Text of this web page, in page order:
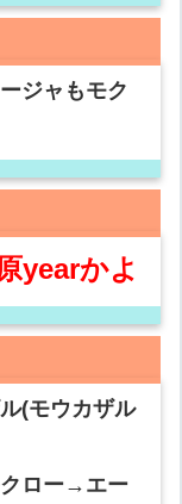
ジャもモク
yearかよ
(モウカザル
ロー→エー